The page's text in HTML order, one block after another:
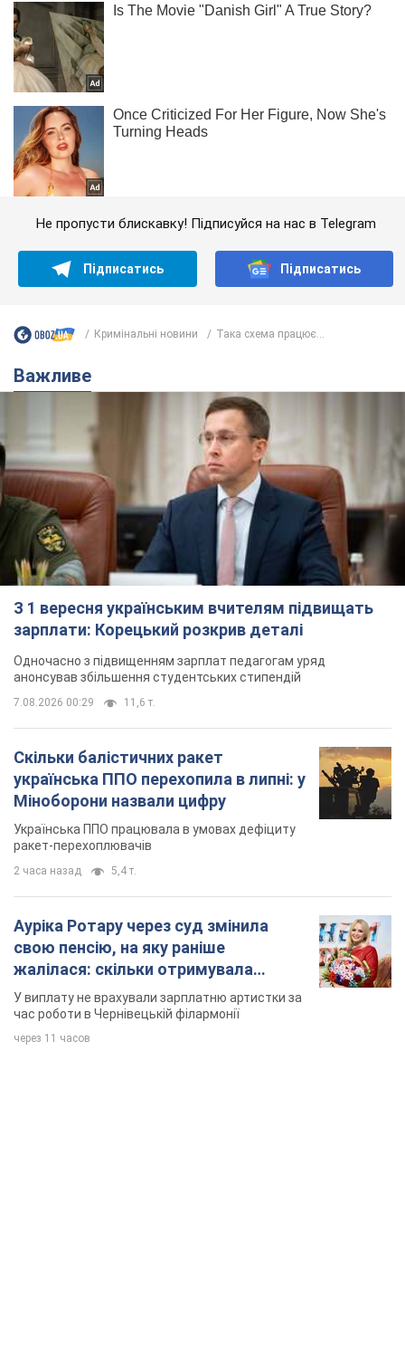
Не пропусти блискавку! Підписуйся на нас в Telegram
Підписатись Підписатись
Кримінальні новини Така схема працює...
Важливе
З 1 вересня українським вчителям підвищать
зарплати: Корецький розкрив деталі
Одночасно з підвищенням зарплат педагогам уряд
анонсував збільшення студентських стипендій
7.08.2026 00:29 11,6 т.
Скільки балістичних ракет
українська ППО перехопила в липні: у
Міноборони назвали цифру
Українська ППО працювала в умовах дефіциту
ракет-перехоплювачів
2 часа назад 5,4 т.
Ауріка Ротару через суд змінила
свою пенсію, на яку раніше
жалілася: скільки отримувала
співачка
У виплату не врахували зарплатню артистки за
час роботи в Чернівецькій філармонії
через 11 часов